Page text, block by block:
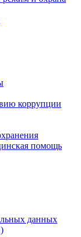
коррупции
помощь
данных